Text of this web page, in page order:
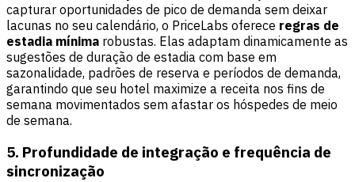
capturar oportunidades de pico de demanda sem deixar
lacunas no seu calendário, o PriceLabs oferece regras de
estadia mínima robustas. Elas adaptam dinamicamente as
sugestões de duração de estadia com base em
sazonalidade, padrões de reserva e períodos de demanda,
garantindo que seu hotel maximize a receita nos fins de
semana movimentados sem afastar os hóspedes de meio
de semana.
5. Profundidade de integração e frequência de
sincronização